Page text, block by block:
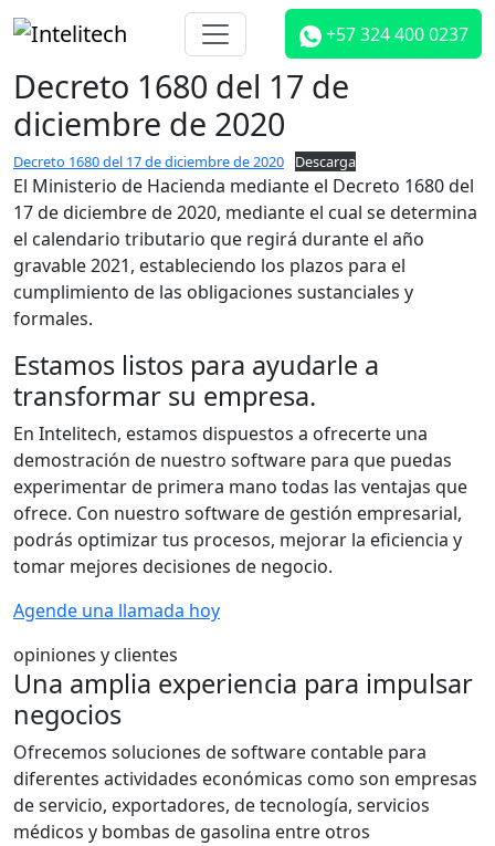
+57 324 400 0237
Decreto 1680 del 17 de
diciembre de 2020
Decreto 1680 del 17 de diciembre de 2020 Descarga
El Ministerio de Hacienda mediante el Decreto 1680 del
17 de diciembre de 2020, mediante el cual se determina
el calendario tributario que regirá durante el año
gravable 2021, estableciendo los plazos para el
cumplimiento de las obligaciones sustanciales y
formales.
Estamos listos para ayudarle a
transformar su empresa.
En Intelitech, estamos dispuestos a ofrecerte una
demostración de nuestro software para que puedas
experimentar de primera mano todas las ventajas que
ofrece. Con nuestro software de gestión empresarial,
podrás optimizar tus procesos, mejorar la eficiencia y
tomar mejores decisiones de negocio.
Agende una llamada hoy
opiniones y clientes
Una amplia experiencia para impulsar
negocios
Ofrecemos soluciones de software contable para
diferentes actividades económicas como son empresas
de servicio, exportadores, de tecnología, servicios
médicos y bombas de gasolina entre otros